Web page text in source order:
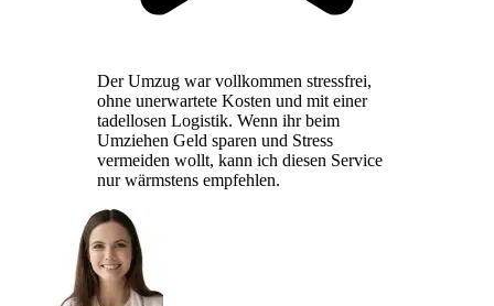
Der Umzug war vollkommen stressfrei,
ohne unerwartete Kosten und mit einer
tadellosen Logistik. Wenn ihr beim
Umziehen Geld sparen und Stress
vermeiden wollt, kann ich diesen Service
nur wärmstens empfehlen.